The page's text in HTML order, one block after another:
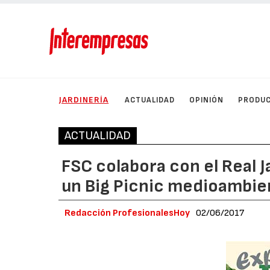
JARDINERÍA ACTUALIDAD OPINIÓN
ACTUALIDAD
FSC colabora con el
un Big Picnic
Redacción ProfesionalesHoy 02/06/2017